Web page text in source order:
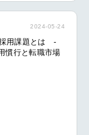
2024-05-24
用課題とは -
慣行と転職市場